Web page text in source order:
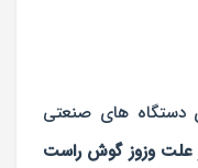
دستگاه های صنعتی
علت وزوز گوش راست